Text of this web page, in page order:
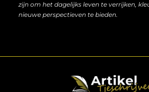
zijn om het dagelijks leven te verrijken,
nieuwe perspectieven te bieden.